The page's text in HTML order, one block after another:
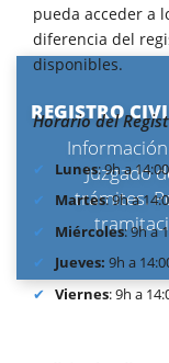
REGISTRO
Juzgado
trámites.
pueda acceder a
diferencia del
disponibles.
Horario del
Lunes: 9h a
Martes: 9h a
Miércoles: 9h a
Jueves: 9h a
Viernes: 9h a